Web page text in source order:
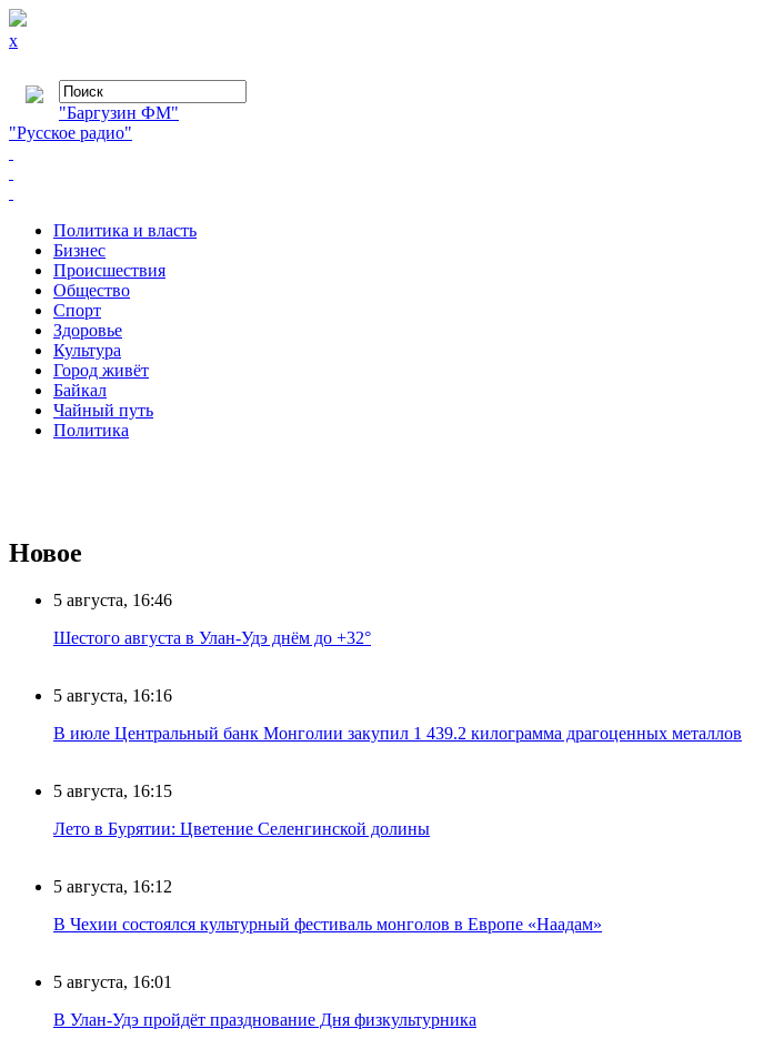
x
"Баргузин ФМ"
"Русское радио"
Политика и власть
Бизнес
Происшествия
Общество
Cпорт
Здоровье
Культура
Город живёт
Байкал
Чайный путь
Политика
Новое
5 августа, 16:46
Шестого августа в Улан-Удэ днём до +32°
5 августа, 16:16
В июле Центральный банк Монголии закупил 1 439.2 килограмма драгоценных металлов
5 августа, 16:15
Лето в Бурятии: Цветение Селенгинской долины
5 августа, 16:12
В Чехии состоялся культурный фестиваль монголов в Европе «Наадам»
5 августа, 16:01
В Улан-Удэ пройдёт празднование Дня физкультурника